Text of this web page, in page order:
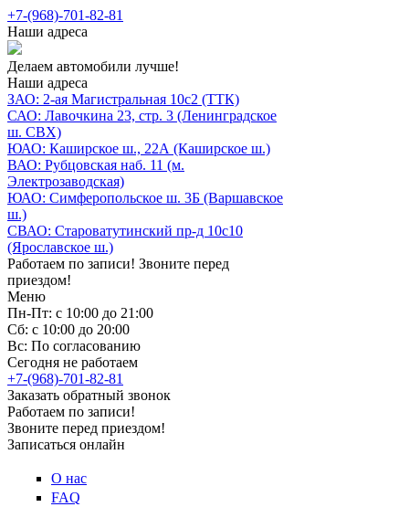
+7-(968)-701-82-81
Наши адреса
Делаем автомобили лучше!
Наши адреса
ЗАО: 2-ая Магистральная 10с2 (ТТК)
САО: Лавочкина 23, стр. 3 (Ленинградское
ш. СВХ)
ЮАО: Каширское ш., 22А (Каширское ш.)
ВАО: Рубцовская наб. 11 (м.
Электрозаводская)
ЮАО: Симферопольское ш. 3Б (Варшавское
ш.)
СВАО: Староватутинский пр-д 10с10
(Ярославское ш.)
Работаем по записи! Звоните перед
приездом!
Меню
Пн-Пт: с 10:00 до 21:00
Сб: с 10:00 до 20:00
Вс: По согласованию
Сегодня не работаем
+7-(968)-701-82-81
Заказать обратный звонок
Работаем по записи!
Звоните перед приездом!
Записаться онлайн
О нас
FAQ